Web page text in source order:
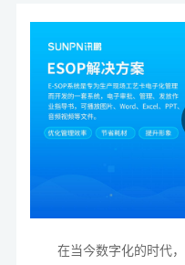
在当今数字化的时代，